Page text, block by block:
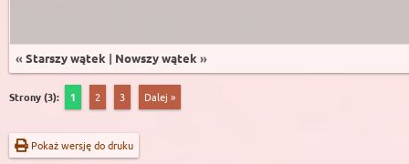
« Starszy wątek | Nowszy wątek »
Strony (3): 1 2 3 Dalej »
Pokaż wersję do druku